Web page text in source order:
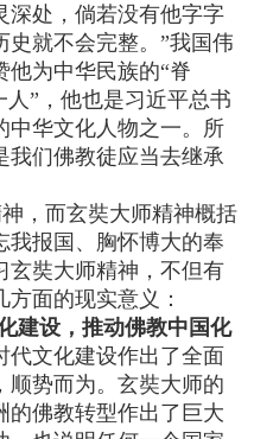
深处，倘若没有他字字
就不会完整。”我国伟
他为中华民族的“脊
”，他也是习近平总书
中华文化人物之一。所
我们佛教徒应当去继承
，而玄奘大师精神概括
我报国、胸怀博大的奉
玄奘大师精神，不但有
面的现实意义：
建设，推动佛教中国化
代文化建设作出了全面
顺势而为。玄奘大师的
的佛教转型作出了巨大